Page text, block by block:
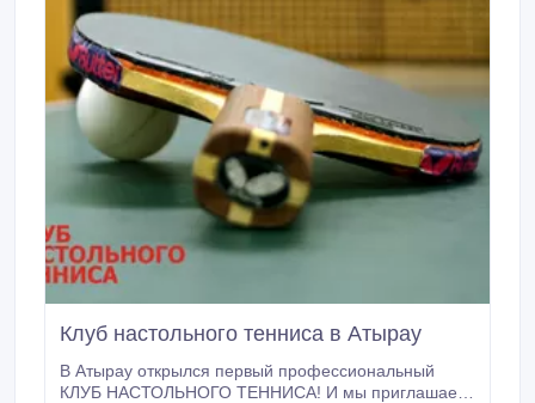
Клуб настольного тенниса в Атырау
В Атырау открылся первый профессиональный
КЛУБ НАСТОЛЬНОГО ТЕННИСА! И мы приглашаем